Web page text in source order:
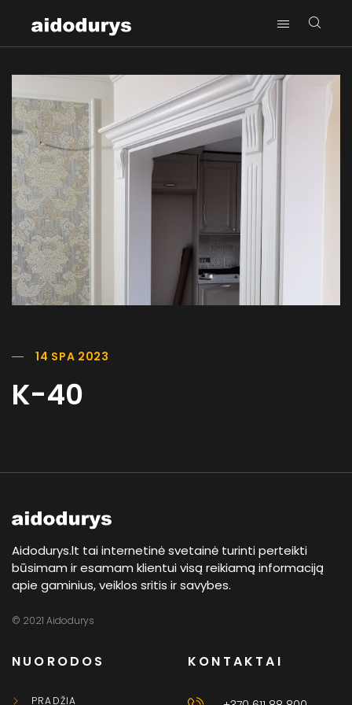
14 SPA 2023
K-40
Aidodurys.lt tai internetinė svetainė turinti perteikti
būsimam ir esamam klientui visą reikiamą informaciją
apie gaminius, veiklos sritis ir savybes.
© 2021 Aidodurys
NUORODOS
PRADŽIA
KONTAKTAI